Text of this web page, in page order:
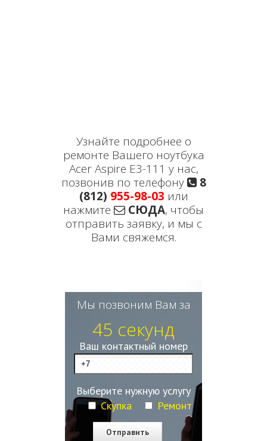
Узнайте подробнее о
ремонте Вашего ноутбука
Acer Aspire E3-111 у нас,
позвонив по телефону
8
(812) 955-98-03 или
нажмите
СЮДА, чтобы
отправить заявку, и мы с
Вами свяжемся.
Мы позвоним Вам за
45 секунд
Ваш контактный номер
Выберите нужную услугу
Скупка
Ремонт